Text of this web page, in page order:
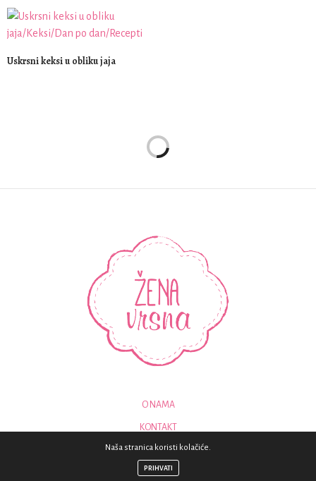
Uskrsni keksi u obliku jaja
O NAMA
KONTAKT
© 2018 - SVA PRAVA PRIDRŽANA - ZENAVRSNA.COM
Naša stranica koristi kolačiće.
PRIHVATI